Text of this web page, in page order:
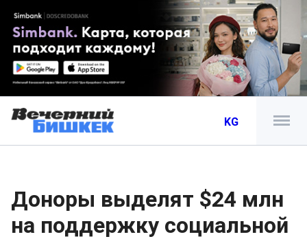
KG
Доноры выделят $24 млн
на поддержку социальной